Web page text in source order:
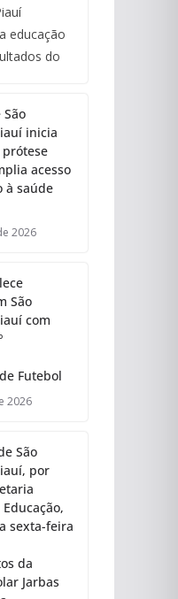
educação
do
inicia
acesso
à saúde
2026
São
com
Futebol
2026
São
por
sexta-feira
da
Jarbas